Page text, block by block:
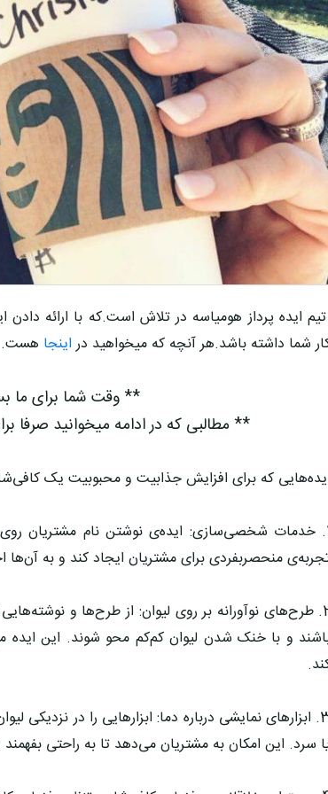
تیم ایده پرداز هومیاسه در تلاش است.که با ارائه
شما داشته باشد.هر آنچه که میخواهید دراینجا هست.
** وقت شما برای ما
** مطالبی که در ادامه میخوانید صرفا
که برای افزایش جذابیت و محبوبیت یک
1. خدمات شخصی‌سازی: ایده‌ی نوشتن نام مشتریان روی
منحصربفردی برای مشتریان ایجاد کند و به
2. طرح‌های نوآورانه بر روی لیوان: از طرح‌ها و
و با خنک شدن لیوان کم‌کم محو شوند. این ایده
3. ابزارهای نمایشی درباره دما: ابزارهایی را در
سرد. این امکان به مشتریان می‌دهد تا به راحتی